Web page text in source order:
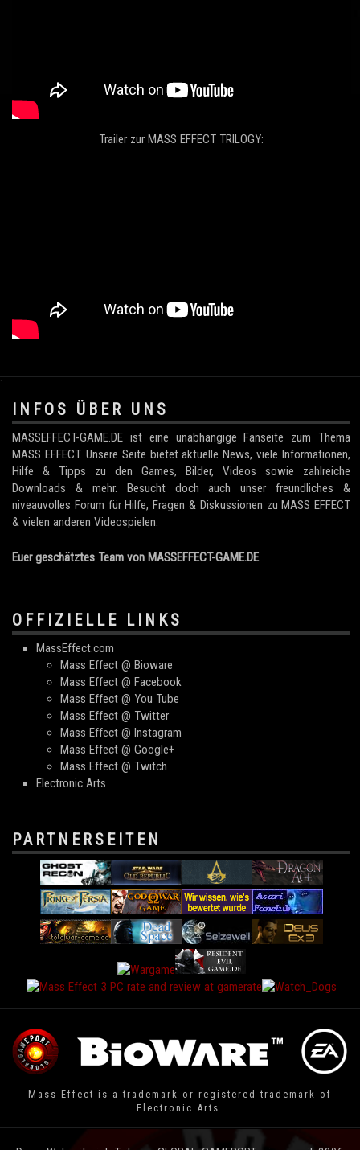
Trailer zur MASS EFFECT TRILOGY:
.
INFOS ÜBER UNS
MASSEFFECT-GAME.DE ist eine unabhängige Fanseite zum Thema
MASS EFFECT. Unsere Seite bietet aktuelle News, viele Informationen,
Hilfe & Tipps zu den Games, Bilder, Videos sowie zahlreiche
Downloads & mehr. Besucht doch auch unser freundliches &
niveauvolles Forum für Hilfe, Fragen & Diskussionen zu MASS EFFECT
& vielen anderen Videospielen.
Euer geschätztes Team von MASSEFFECT-GAME.DE
OFFIZIELLE LINKS
MassEffect.com
Mass Effect @ Bioware
Mass Effect @ Facebook
Mass Effect @ You Tube
Mass Effect @ Twitter
Mass Effect @ Instagram
Mass Effect @ Google+
Mass Effect @ Twitch
Electronic Arts
PARTNERSEITEN
Mass Effect is a trademark or registered trademark of
Electronic Arts.